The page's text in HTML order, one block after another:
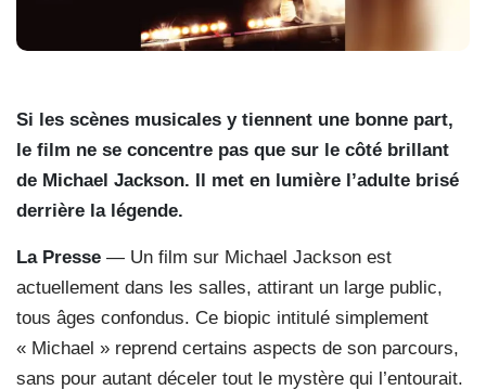
Si les scènes musicales y tiennent une bonne part,
le film ne se concentre pas que sur le côté brillant
de Michael Jackson. Il met en lumière l’adulte brisé
derrière la légende.
La Presse — Un film sur Michael Jackson est
actuellement dans les salles, attirant un large public,
tous âges confondus. Ce biopic intitulé simplement
« Michael » reprend certains aspects de son parcours,
sans pour autant déceler tout le mystère qui l’entourait.